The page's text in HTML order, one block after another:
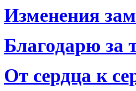
Изменения
Благодарю за
От сердца к